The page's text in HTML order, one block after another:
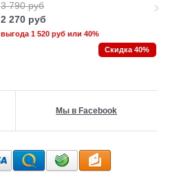
3 790 руб
2 270 руб
выгода 1 520 рубили 40%
Скидка 40%
Мы в Facebook